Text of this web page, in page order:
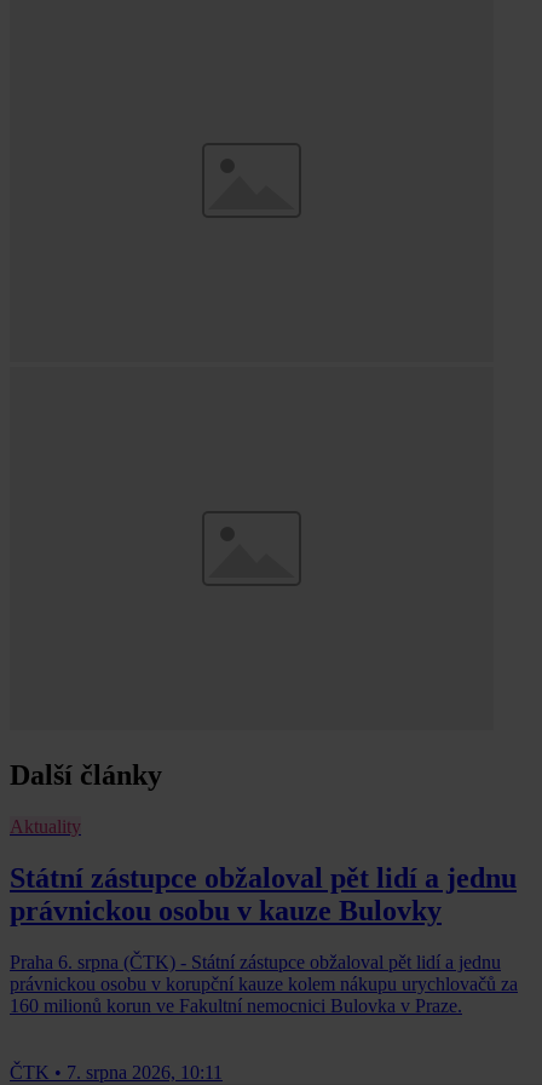
Další články
Aktuality
Státní zástupce obžaloval pět lidí a jednu
právnickou osobu v kauze Bulovky
Praha 6. srpna (ČTK) - Státní zástupce obžaloval pět lidí a jednu
právnickou osobu v korupční kauze kolem nákupu urychlovačů za
160 milionů korun ve Fakultní nemocnici Bulovka v Praze.
ČTK • 7. srpna 2026, 10:11